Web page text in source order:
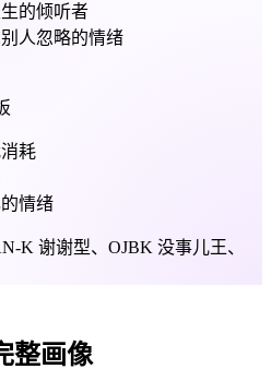
的倾听者
人忽略的情绪
耗
情绪
K 谢谢型、OJBK 没事儿王、
整画像